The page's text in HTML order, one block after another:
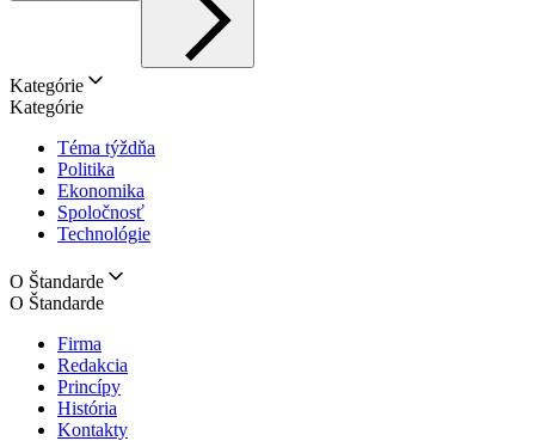
Kategórie
Kategórie
Téma týždňa
Politika
Ekonomika
Spoločnosť
Technológie
O Štandarde
O Štandarde
Firma
Redakcia
Princípy
História
Kontakty